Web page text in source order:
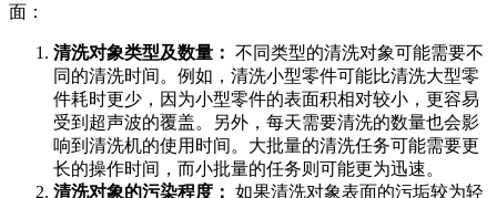
面：
清洗对象类型及数量： 不同类型的清洗对象可能需要不
同的清洗时间。例如，清洗小型零件可能比清洗大型零
件耗时更少，因为小型零件的表面积相对较小，更容易
受到超声波的覆盖。另外，每天需要清洗的数量也会影
响到清洗机的使用时间。大批量的清洗任务可能需要更
长的操作时间，而小批量的任务则可能更为迅速。
清洗对象的污染程度： 如果清洗对象表面的污垢较为轻